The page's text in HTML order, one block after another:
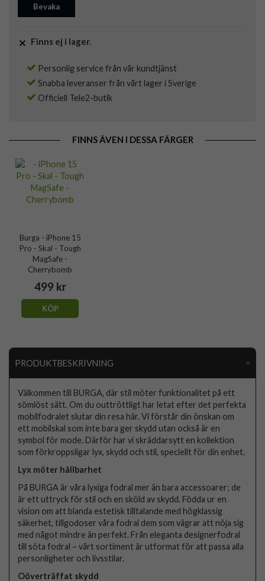
Bevaka
Finns ej i lager.
Personlig service från vår kundtjänst
Snabba leveranser från vårt lager i Sverige
Officiell Tele2-butik
FINNS ÄVEN I DESSA FÄRGER
Burga - iPhone 15
Pro - Skal - Tough
MagSafe -
Cherrybomb
499 kr
KÖP
PRODUKTBESKRIVNING
Välkommen till BURGA, där stil möter funktionalitet på ett
sömlöst sätt. Om du outtröttligt har letat efter det perfekta
mobilfodralet slutar din resa här. Vi förstår din önskan om
ett mobilskal som inte bara ger skydd utan också är en
symbol för mode. Därför har vi skräddarsytt en kollektion
som förkroppsligar lyx, skydd och stil, speciellt för din enhet.
Lyx möter hållbarhet
På BURGA är våra lyxiga fodral mer än bara accessoarer; de
är ett uttryck för stil och en sköld av skydd. Födda ur en
vision om att blanda estetisk tilltalande med högklassig
säkerhet, tillgodoser våra fodral dem som vägrar att nöja sig
med något mindre än perfekt. Från eleganta designerfodral
till söta fodral – vårt sortiment är utformat för att passa alla
personligheter och livsstilar.
Oöverträffat skydd